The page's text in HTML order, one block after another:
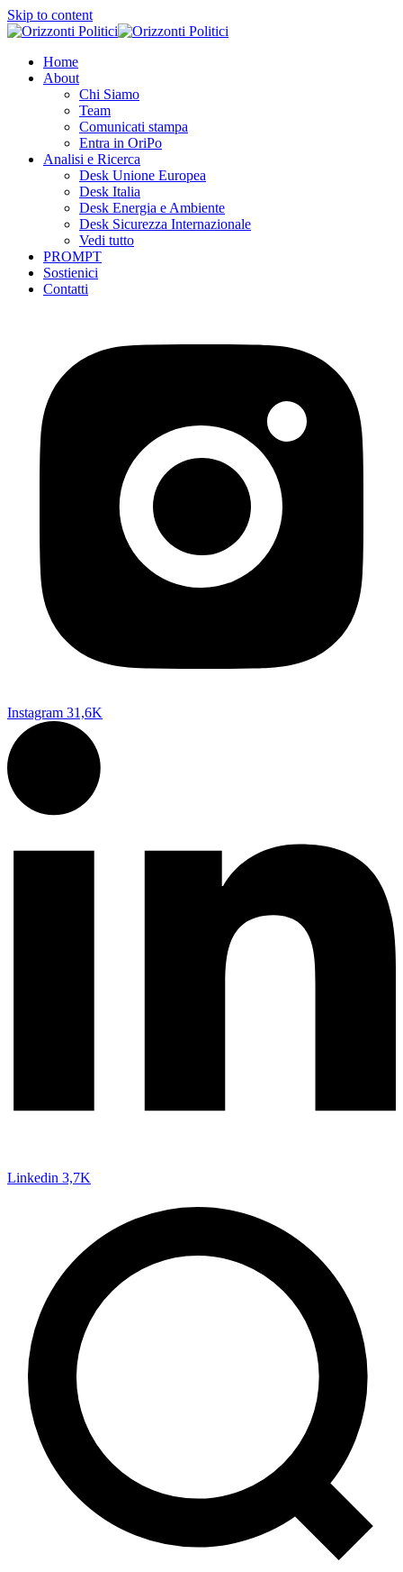
Skip to content
Home
About
Chi Siamo
Team
Comunicati stampa
Entra in OriPo
Analisi e Ricerca
Desk Unione Europea
Desk Italia
Desk Energia e Ambiente
Desk Sicurezza Internazionale
Vedi tutto
PROMPT
Sostienici
Contatti
Instagram 31,6K
Linkedin 3,7K